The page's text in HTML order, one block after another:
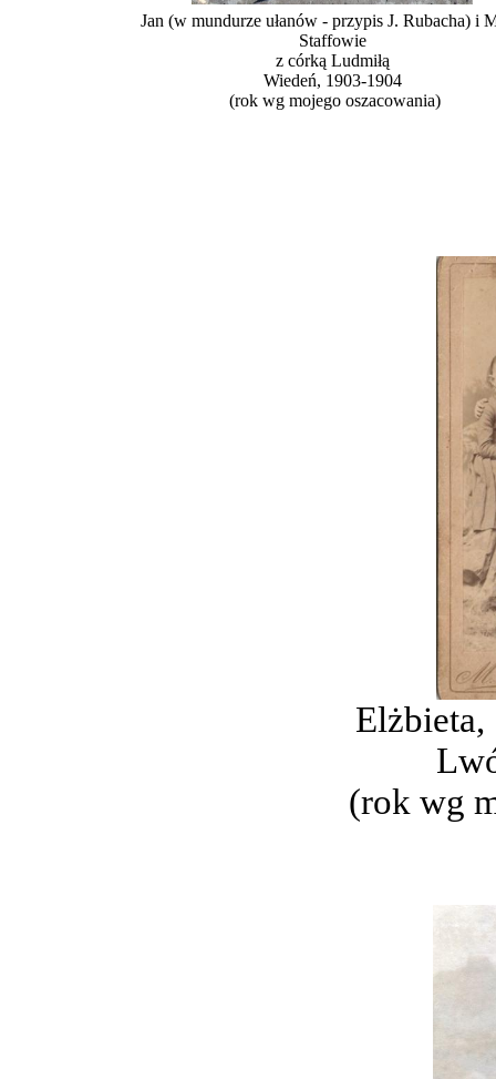
Jan (w mundurze ułanów - przypis J. Rubacha) i
Staffowie
z córką Ludmiłą
Wiedeń, 1903-1904
(rok wg mojego oszacowania)
Elżbieta,
(rok wg